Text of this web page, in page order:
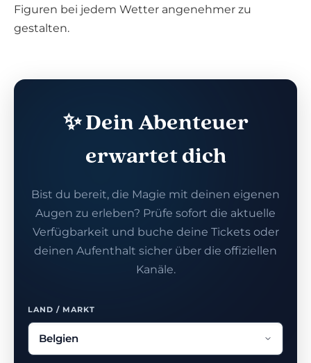
Figuren bei jedem Wetter angenehmer zu
gestalten.
✨ Dein Abenteuer
erwartet dich
Bist du bereit, die Magie mit deinen eigenen
Augen zu erleben? Prüfe sofort die aktuelle
Verfügbarkeit und buche deine Tickets oder
deinen Aufenthalt sicher über die offiziellen
Kanäle.
LAND / MARKT